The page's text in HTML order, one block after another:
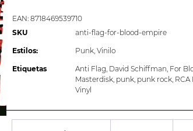
EAN: 8718469539710
SKU
anti-flag-for-blood-empire
Estilos: Punk, Vinilo
Etiquetas Anti Flag, David Schiffman, For
Masterdisk, punk, punk rock, RCA
Vinyl